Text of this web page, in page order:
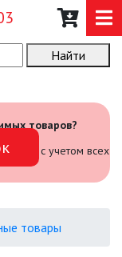
ИНВЕНТАРЬ И
ПОДВЕСНЫЕ
Найти
товаров?
с учетом всех
товары